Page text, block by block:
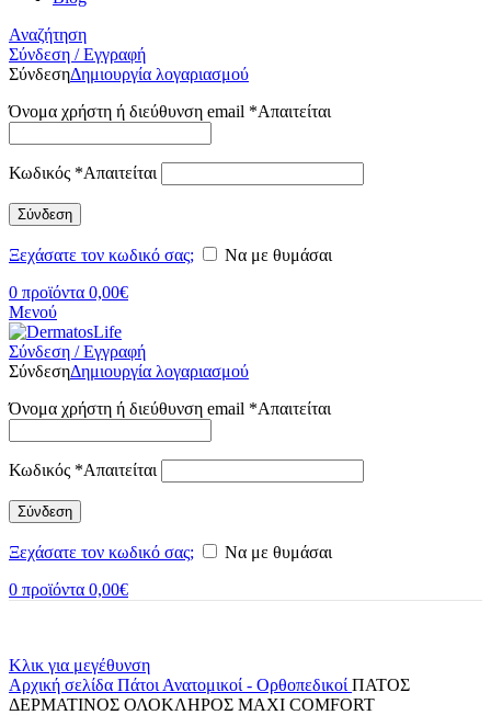
Αναζήτηση
Σύνδεση / Εγγραφή
ΣύνδεσηΔημιουργία λογαριασμού
Όνομα χρήστη ή διεύθυνση email *Απαιτείται
Κωδικός *Απαιτείται
Σύνδεση
Ξεχάσατε τον κωδικό σας;
Να με θυμάσαι
0 προϊόντα 0,00€
Μενού
Σύνδεση / Εγγραφή
ΣύνδεσηΔημιουργία λογαριασμού
Όνομα χρήστη ή διεύθυνση email *Απαιτείται
Κωδικός *Απαιτείται
Σύνδεση
Ξεχάσατε τον κωδικό σας;
Να με θυμάσαι
0 προϊόντα 0,00€
Κλικ για μεγέθυνση
Αρχική σελίδα Πάτοι Ανατομικοί - Ορθοπεδικοί ΠΑΤΟΣ
ΔΕΡΜΑΤΙΝΟΣ ΟΛΟΚΛΗΡΟΣ ΜΑΧΙ COMFORT